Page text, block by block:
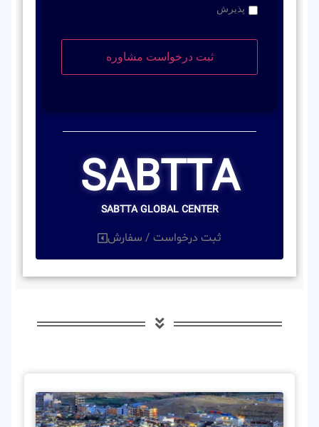
پذیرش
SABTTA
SABTTA GLOBAL CENTER
ثبت درخواست / سفارش